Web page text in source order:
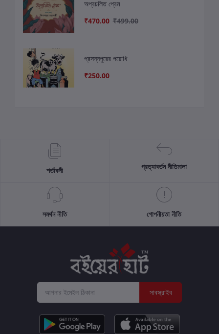
অপ্রচলিত প্রেম
₹470.00 ₹499.00
প্রসন্নপুরের পয়োধি
₹250.00
শর্তাবলী প্রত্যাবর্তন নীতিমালা
সমর্থন নীতি গোপনীয়তা নীতি
সাবস্ক্রাইব